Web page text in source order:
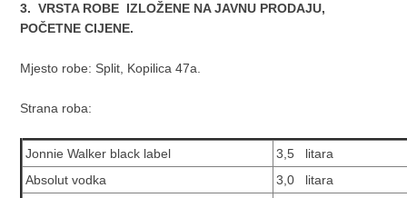
3. VRSTA ROBE IZLOŽENE NA JAVNU PRODAJU,
POČETNE CIJENE.
Mjesto robe: Split, Kopilica 47a.
Strana roba:
Jonnie Walker black label
3,5 litara
Absolut vodka
3,0 litara